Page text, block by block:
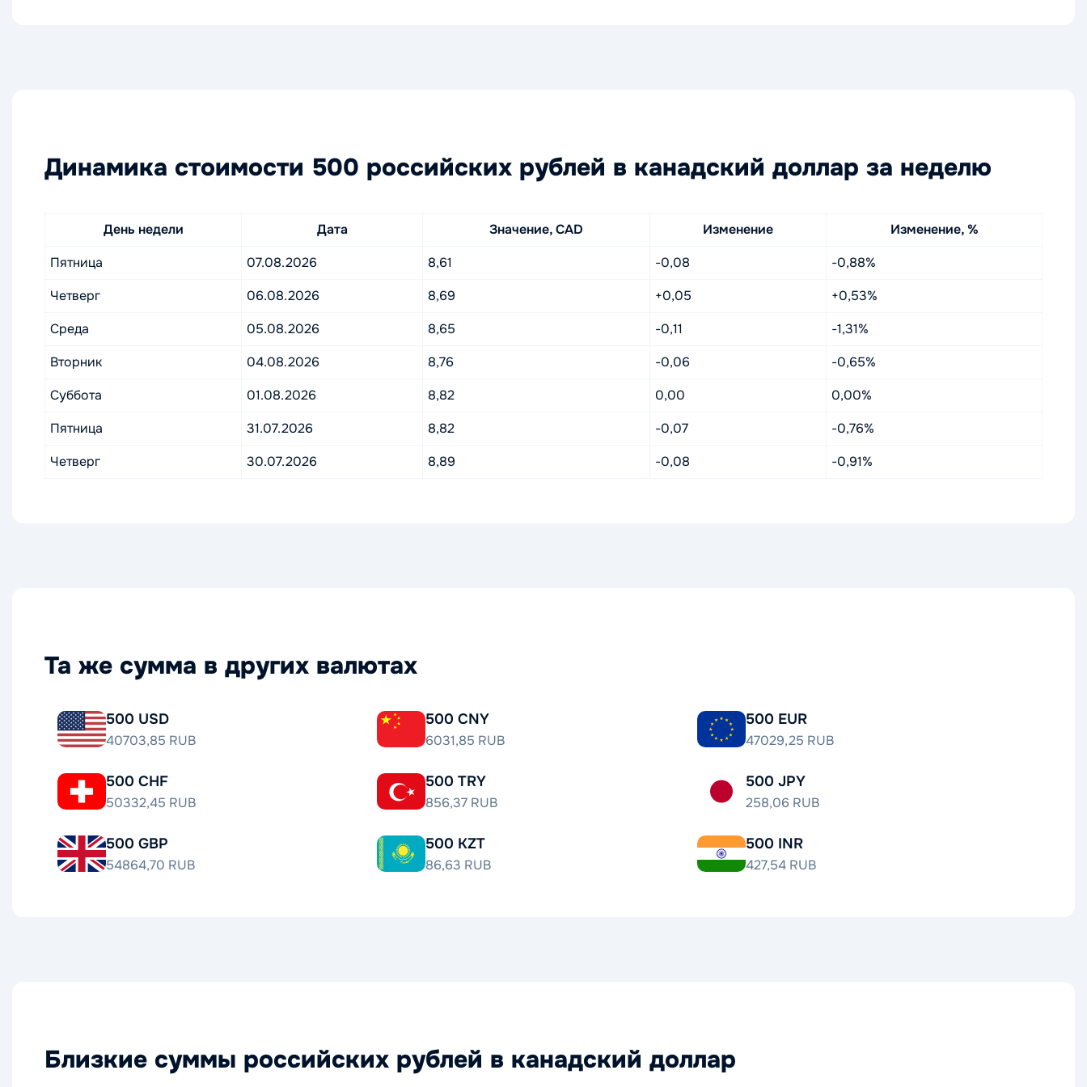
Динамика стоимости 500 российских рублей в канадский доллар за неделю
День недели Дата Значение, CAD Изменение
Изменение, %
Пятница
07.08.2026 8,61 -0,08
-0,88%
Четверг
06.08.2026 8,69 +0,05
+0,53%
Среда
05.08.2026 8,65 -0,11
-1,31%
Вторник
04.08.2026 8,76 -0,06
-0,65%
Суббота
01.08.2026 8,82 0,00
0,00%
Пятница
31.07.2026 8,82 -0,07
-0,76%
Четверг
30.07.2026 8,89 -0,08 -0,91%
Та же сумма в других валютах
500 USD
40703,85 RUB
500 CNY
6031,85 RUB
500 EUR
47029,25 RUB
500 CHF
50332,45 RUB
500 TRY
856,37 RUB
500 JPY
258,06 RUB
500 GBP
54864,70 RUB
500 KZT
86,63 RUB
500 INR
427,54 RUB
Близкие суммы российских рублей в канадский доллар